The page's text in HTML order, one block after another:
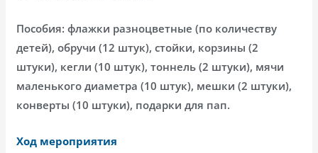
Пособия: флажки разноцветные (по количеству
детей), обручи (12 штук), стойки, корзины (2
штуки), кегли (10 штук), тоннель (2 штуки), мячи
маленького диаметра (10 штук), мешки (2 штуки),
конверты (10 штуки), подарки для пап.
Ход мероприятия